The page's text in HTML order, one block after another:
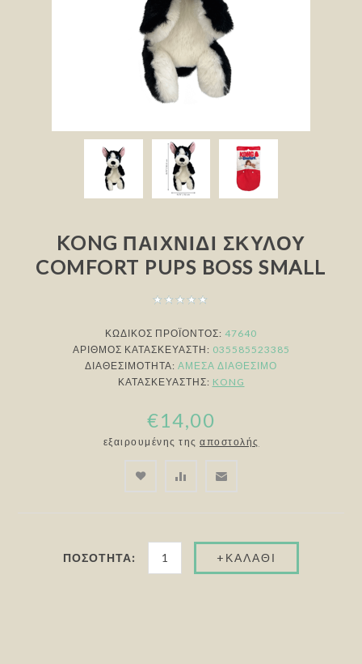
KONG ΠΑΙΧΝΊΔΙ ΣΚΎΛΟΥ
COMFORT PUPS BOSS SMALL
ΚΩΔΙΚΟΣ ΠΡΟΪΟΝΤΟΣ: 47640
ΑΡΙΘΜΌΣ ΚΑΤΑΣΚΕΥΑΣΤΉ: 035585523385
ΔΙΑΘΕΣΙΜΌΤΗΤΑ: ΆΜΕΣΑ ΔΙΑΘΈΣΙΜΟ
ΚΑΤΑΣΚΕΥΑΣΤΉΣ: KONG
€14,00
εξαιρουμένης της αποστολής
ΠΟΣΌΤΗΤΑ: